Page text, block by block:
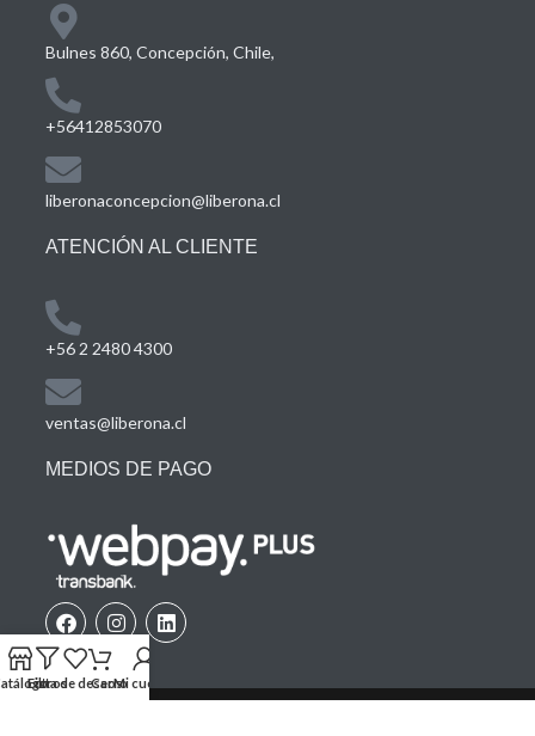
Bulnes 860, Concepción, Chile,
+56412853070
liberonaconcepcion@liberona.cl
ATENCIÓN AL CLIENTE
+56 2 2480 4300
ventas@liberona.cl
MEDIOS DE PAGO
Filtros
Lista de deseos
CarroMi cuenta